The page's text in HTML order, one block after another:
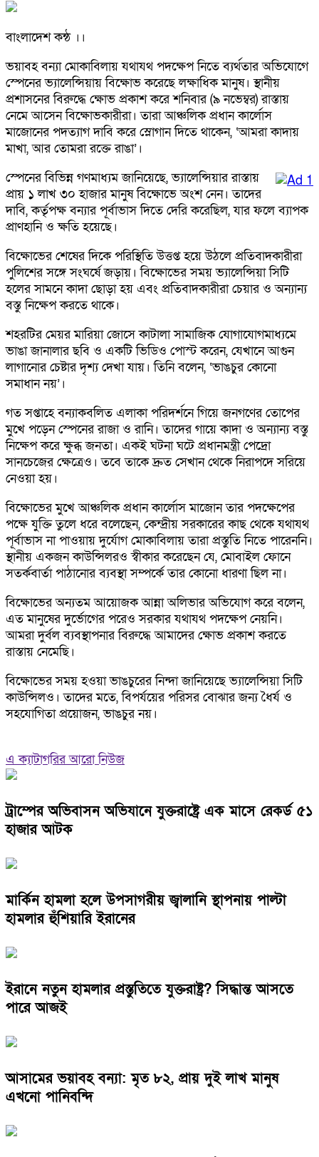
বাংলাদেশ কন্ঠ ।।
ভয়াবহ বন্যা মোকাবিলায় যথাযথ পদক্ষেপ নিতে ব্যর্থতার অভিযোগে
স্পেনের ভ্যালেন্সিয়ায় বিক্ষোভ করেছে লক্ষাধিক মানুষ। স্থানীয়
প্রশাসনের বিরুদ্ধে ক্ষোভ প্রকাশ করে শনিবার (৯ নভেম্বর) রাস্তায়
নেমে আসেন বিক্ষোভকারীরা। তারা আঞ্চলিক প্রধান কার্লোস
মাজোনের পদত্যাগ দাবি করে স্লোগান দিতে থাকেন, ‘আমরা কাদায়
মাখা, আর তোমরা রক্তে রাঙা’।
স্পেনের বিভিন্ন গণমাধ্যম জানিয়েছে, ভ্যালেন্সিয়ার রাস্তায়
প্রায় ১ লাখ ৩০ হাজার মানুষ বিক্ষোভে অংশ নেন। তাদের
দাবি, কর্তৃপক্ষ বন্যার পূর্বাভাস দিতে দেরি করেছিল, যার ফলে ব্যাপক
প্রাণহানি ও ক্ষতি হয়েছে।
বিক্ষোভের শেষের দিকে পরিস্থিতি উত্তপ্ত হয়ে উঠলে প্রতিবাদকারীরা
পুলিশের সঙ্গে সংঘর্ষে জড়ায়। বিক্ষোভের সময় ভ্যালেন্সিয়া সিটি
হলের সামনে কাদা ছোড়া হয় এবং প্রতিবাদকারীরা চেয়ার ও অন্যান্য
বস্তু নিক্ষেপ করতে থাকে।
শহরটির মেয়র মারিয়া জোসে কাটালা সামাজিক যোগাযোগমাধ্যমে
ভাঙা জানালার ছবি ও একটি ভিডিও পোস্ট করেন, যেখানে আগুন
লাগানোর চেষ্টার দৃশ্য দেখা যায়। তিনি বলেন, ‘ভাঙচুর কোনো
সমাধান নয়’।
গত সপ্তাহে বন্যাকবলিত এলাকা পরিদর্শনে গিয়ে জনগণের তোপের
মুখে পড়েন স্পেনের রাজা ও রানি। তাদের গায়ে কাদা ও অন্যান্য বস্তু
নিক্ষেপ করে ক্ষুব্ধ জনতা। একই ঘটনা ঘটে প্রধানমন্ত্রী পেদ্রো
সানচেজের ক্ষেত্রেও। তবে তাকে দ্রুত সেখান থেকে নিরাপদে সরিয়ে
নেওয়া হয়।
বিক্ষোভের মুখে আঞ্চলিক প্রধান কার্লোস মাজোন তার পদক্ষেপের
পক্ষে যুক্তি তুলে ধরে বলেছেন, কেন্দ্রীয় সরকারের কাছ থেকে যথাযথ
পূর্বাভাস না পাওয়ায় দুর্যোগ মোকাবিলায় তারা প্রস্তুতি নিতে পারেননি।
স্থানীয় একজন কাউন্সিলরও স্বীকার করেছেন যে, মোবাইল ফোনে
সতর্কবার্তা পাঠানোর ব্যবস্থা সম্পর্কে তার কোনো ধারণা ছিল না।
বিক্ষোভের অন্যতম আয়োজক আন্না অলিভার অভিযোগ করে বলেন,
এত মানুষের দুর্ভোগের পরেও সরকার যথাযথ পদক্ষেপ নেয়নি।
আমরা দুর্বল ব্যবস্থাপনার বিরুদ্ধে আমাদের ক্ষোভ প্রকাশ করতে
রাস্তায় নেমেছি।
বিক্ষোভের সময় হওয়া ভাঙচুরের নিন্দা জানিয়েছে ভ্যালেন্সিয়া সিটি
কাউন্সিলও। তাদের মতে, বিপর্যয়ের পরিসর বোঝার জন্য ধৈর্য ও
সহযোগিতা প্রয়োজন, ভাঙচুর নয়।
এ ক্যাটাগরির আরো নিউজ
ট্রাম্পের অভিবাসন অভিযানে যুক্তরাষ্ট্রে এক মাসে রেকর্ড ৫১
হাজার আটক
মার্কিন হামলা হলে উপসাগরীয় জ্বালানি স্থাপনায় পাল্টা
হামলার হুঁশিয়ারি ইরানের
ইরানে নতুন হামলার প্রস্তুতিতে যুক্তরাষ্ট্র? সিদ্ধান্ত আসতে
পারে আজই
আসামের ভয়াবহ বন্যা: মৃত ৮২, প্রায় দুই লাখ মানুষ
এখনো পানিবন্দি